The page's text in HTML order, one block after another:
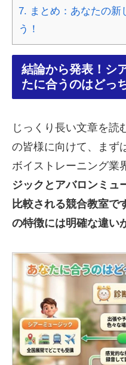
7. まとめ：あなたの新
う！
結論から発表！シ
たに合うのはどっ
じっくり長い文章を読
の皆様に向けて、まず
ボイストレーニング業
ジックとアバロンミュ
比較される競合教室で
の特徴には明確な違い